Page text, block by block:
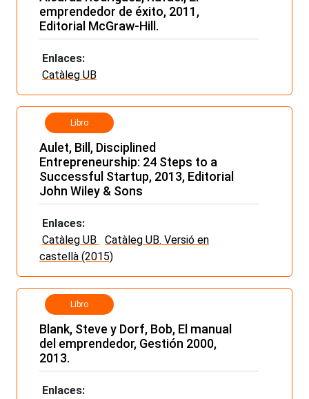
emprendedor de éxito, 2011,
Editorial McGraw-Hill.
Enlaces:
Catàleg UB
Libro
Aulet, Bill, Disciplined
Entrepreneurship: 24 Steps to a
Successful Startup, 2013, Editorial
John Wiley & Sons
Enlaces:
Catàleg UB
Catàleg UB. Versió en
castellà (2015)
Libro
Blank, Steve y Dorf, Bob, El manual
del emprendedor, Gestión 2000,
2013.
Enlaces: